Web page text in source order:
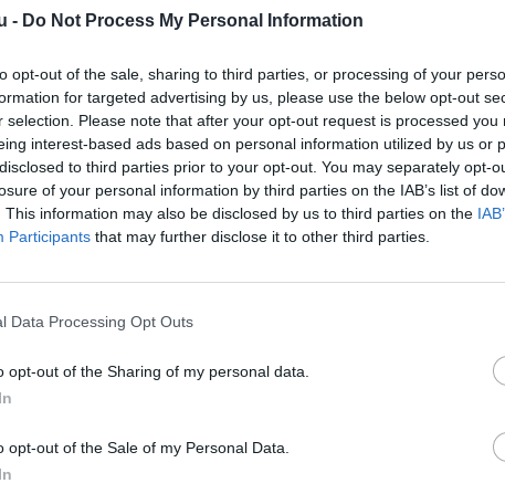
- Do Not Process My Personal Information
opt-out of the sale, sharing to third parties, or processing of your
for targeted advertising by us, please use the below opt-out
selection. Please note that after your opt-out request is processed you
interest-based ads based on personal information utilized by us or
to third parties prior to your opt-out. You may separately opt-
of your personal information by third parties on the IAB’s list of
This information may also be disclosed by us to third parties on the
Participants that may further disclose it to other third parties.
Data Processing Opt Outs
opt-out of the Sharing of my personal data.
opt-out of the Sale of my Personal Data.
Kongsted er begejstret:
men nu er vi på 14 – med deltagelse
og endda Mors-Thy Håndbold. Det